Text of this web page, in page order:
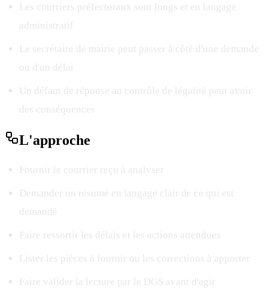
Les courriers préfectoraux sont longs et en langage
administratif
Le secrétaire de mairie peut passer à côté d'une demande
ou d'un délai
Un défaut de réponse au contrôle de légalité peut avoir
des conséquences
L'approche
Fournir le courrier reçu à analyser
Demander un résumé en langage clair de ce qui est
demandé
Faire ressortir les délais et les actions attendues
Lister les pièces à fournir ou les corrections à apporter
Faire valider la lecture par le DGS avant d'agir